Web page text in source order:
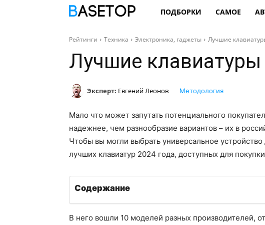
ПОДБОРКИ САМОЕ
Рейтинги Техника Электроника, гаджеты Лучшие
Лучшие клавиатуры
Эксперт: Евгений Леонов Методология
Мало что может запутать потенциального
надежнее, чем разнообразие вариантов – их в
Чтобы вы могли выбрать универсальное
лучших клавиатур 2024 года, доступных для
Содержание
В него вошли 10 моделей разных производителей,